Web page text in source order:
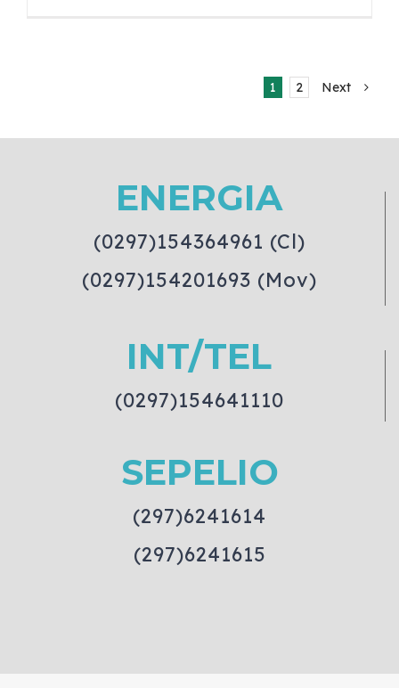
1 2 Next
ENERGIA
(0297)154364961 (Cl)
(0297)154201693 (Mov)
INT/TEL
(0297)154641110
SEPELIO
(297)6241614
(297)6241615